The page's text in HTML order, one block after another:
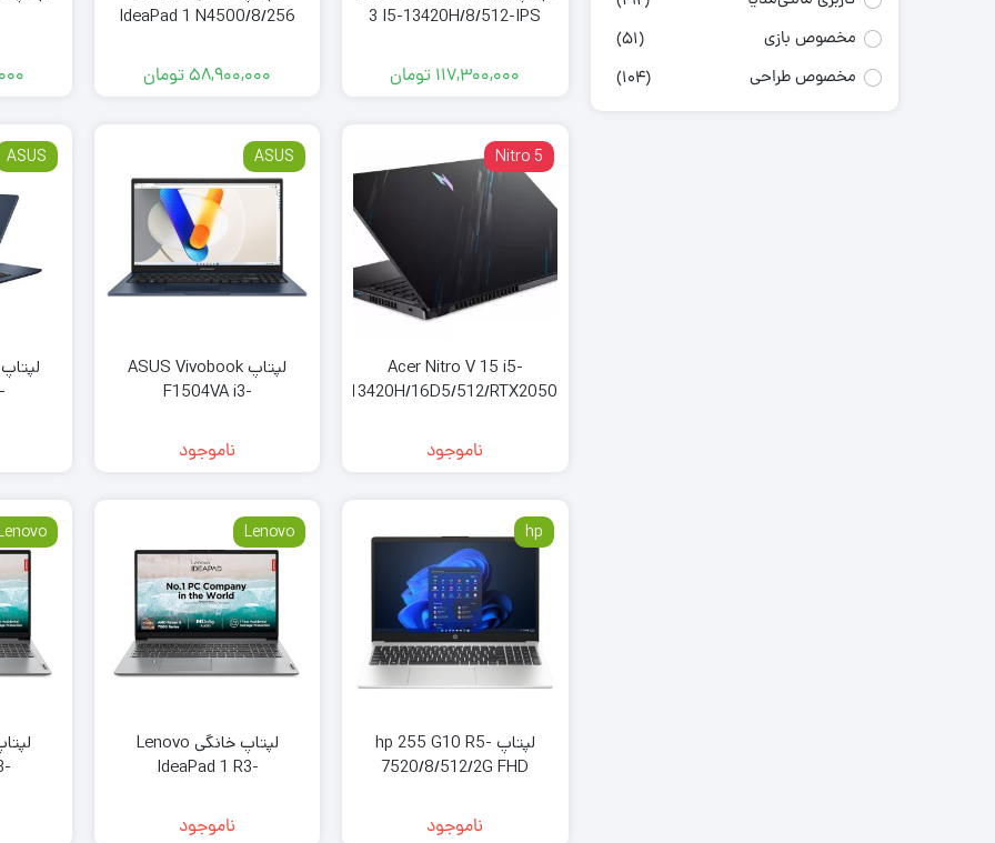
3 I5-13420H/8/512-IPS
117,300,000 تومان
IdeaPad 1 N4500/8/256
58,900,000تومان
Nitro 5
Acer Nitro V 15 i5-
13420H/16D5/512/RTX2050
ناموجود
ASUS
لپتاپ ASUS Vivobook
F1504VA i3-
ناموجود
ASUS
hp
لپتاپ hp 255 G10 R5-
7520/8/512/2G FHD
ناموجود
Lenovo
لپتاپ خانگی Lenovo
IdeaPad 1 R3-
ناموجود
مخصوص بازی
(51)
مخصوص طراحی
(104)